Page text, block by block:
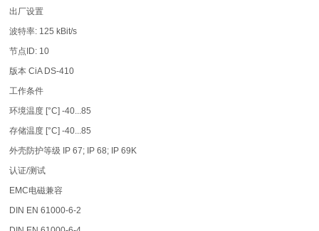
出厂设置
波特率: 125 kBit/s
节点ID: 10
版本 CiA DS-410
工作条件
环境温度 [°C] -40...85
存储温度 [°C] -40...85
外壳防护等级 IP 67; IP 68; IP 69K
认证/测试
EMC电磁兼容
DIN EN 61000-6-2